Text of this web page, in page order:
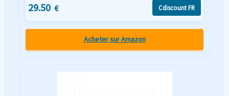
29.50 € Cdiscount FR
Acheter sur Amazon